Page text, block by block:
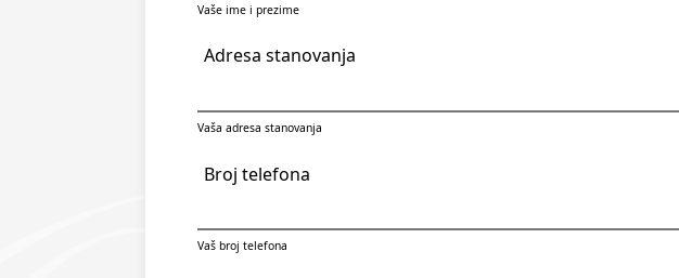
Vaše ime i prezime
Adresa stanovanja
Vaša adresa stanovanja
Broj telefona
Vaš broj telefona